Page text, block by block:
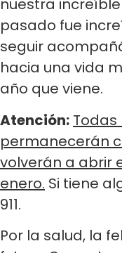
nuestra
pasado fue
seguir
hacia una vida
año que viene.
Atención:
permanecerán
volverán a abrir
enero. Si tiene
911.
Por la salud, la